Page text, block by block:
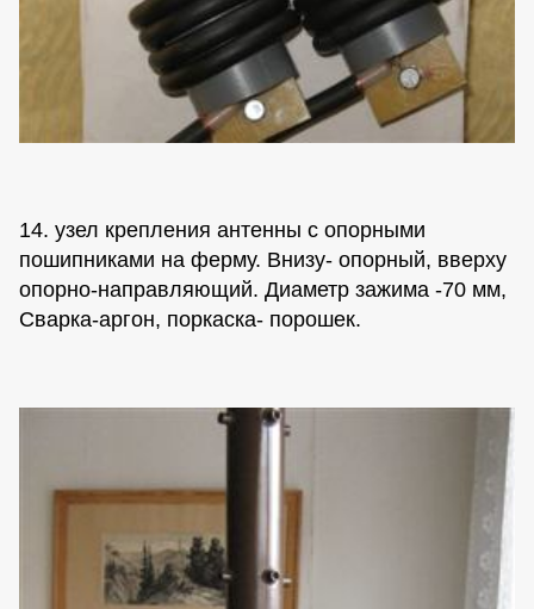
14. узел крепления антенны с опорными
пошипниками на ферму. Внизу- опорный, вверху
опорно-направляющий. Диаметр зажима -70 мм,
Сварка-аргон, поркаска- порошек.